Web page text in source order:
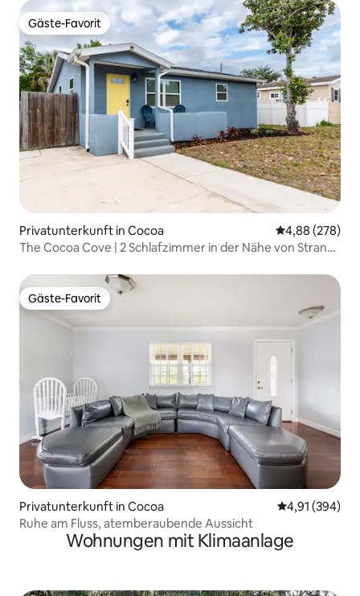
Gäste-Favorit
Gäste-Favorit
Privatunterkunft in Cocoa
4,88 (278)
The Cocoa Cove | 2 Schlafzimmer in der Nähe von Strand
Gäste-Favorit
Gäste-Favorit
Privatunterkunft in Cocoa
4,91 (394)
Ruhe am Fluss, atemberaubende Aussicht
Wohnungen mit Klimaanlage